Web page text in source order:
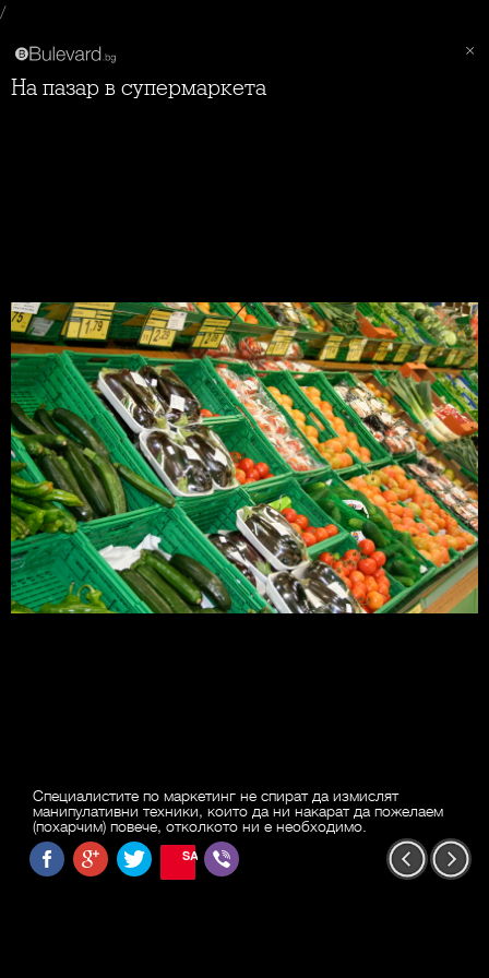
/
На пазар в супермаркета
Специалистите по маркетинг не спират да измислят
манипулативни техники, които да ни накарат да пожелаем
(похарчим) повече, отколкото ни е необходимо.
SAVE